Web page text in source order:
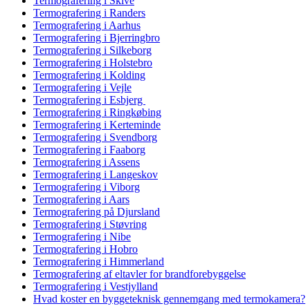
Termografering i Randers
Termografering i Aarhus
Termografering i Bjerringbro
Termografering i Silkeborg
Termografering i Holstebro
Termografering i Kolding
Termografering i Vejle
Termografering i Esbjerg
Termografering i Ringkøbing
Termografering i Kerteminde
Termografering i Svendborg
Termografering i Faaborg
Termografering i Assens
Termografering i Langeskov
Termografering i Viborg
Termografering i Aars
Termografering på Djursland
Termografering i Støvring
Termografering i Nibe
Termografering i Hobro
Termografering i Himmerland
Termografering af eltavler for brandforebyggelse
Termografering i Vestjylland
Hvad koster en byggeteknisk gennemgang med termokamera?